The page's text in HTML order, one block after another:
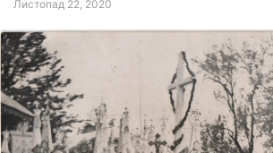
Листопад 22, 2020